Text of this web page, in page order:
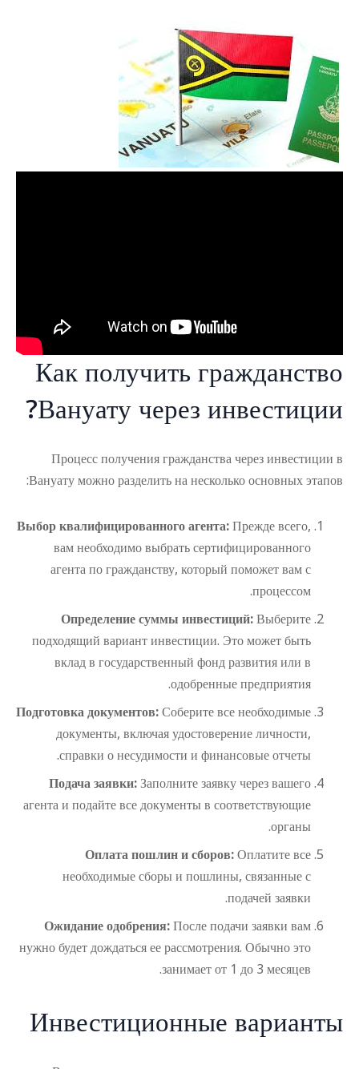
Как получить гражданство
Вануату через инвестиции?
Процесс получения гражданства через инвестиции в
Вануату можно разделить на несколько основных этапов:
Выбор квалифицированного агента:Прежде всего,
вам необходимо выбрать сертифицированного
агента по гражданству, который поможет вам с
процессом.
Определение суммы инвестиций:Выберите
подходящий вариант инвестиции. Это может быть
вклад в государственный фонд развития или в
одобренные предприятия.
Подготовка документов:Соберите все необходимые
документы, включая удостоверение личности,
справки о несудимости и финансовые отчеты.
Подача заявки:Заполните заявку через вашего
агента и подайте все документы в соответствующие
органы.
Оплата пошлин и сборов:Оплатите все
необходимые сборы и пошлины, связанные с
подачей заявки.
Ожидание одобрения:После подачи заявки вам
нужно будет дождаться ее рассмотрения. Обычно это
занимает от 1 до 3 месяцев.
Инвестиционные варианты